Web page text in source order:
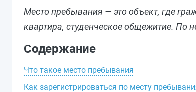
Место пребывания — это объект, где
квартира, студенческое общежитие. По
Содержание
Что такое место пребывания
Как зарегистрироваться по месту